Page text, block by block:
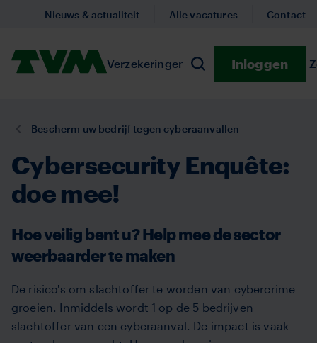
Overslaan
de
Homepage,
Verzekeringen SubmenuPreventie
Zoeken
Inloggen
Nieuws & actualiteit Alle vacatures Contact
U
hier:
Bescherm uw bedrijf tegen cyberaanvallen
Cybersecurity Enquête:
doe mee!
Hoe veilig bent u? Help mee de sector
weerbaarder te maken
De risico's om slachtoffer te worden van cybercrime
groeien. Inmiddels wordt 1 op de 5 bedrijven
slachtoffer van een cyberaanval. De impact is vaak